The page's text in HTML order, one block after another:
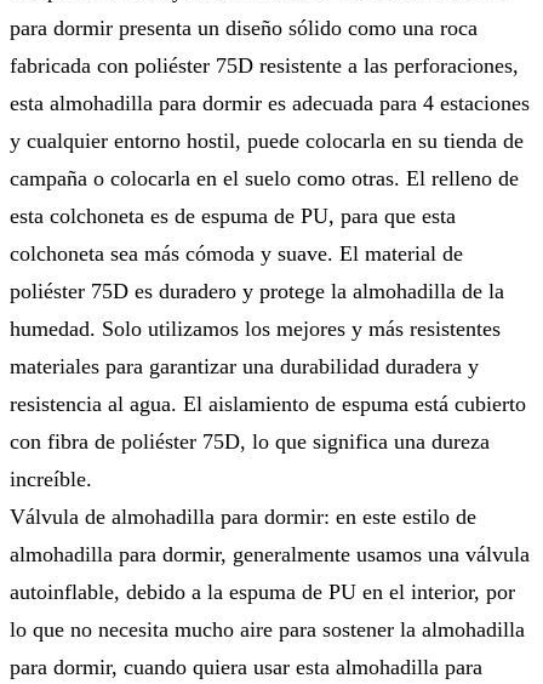
para dormir presenta un diseño sólido como una roca
fabricada con poliéster 75D resistente a las perforaciones,
esta almohadilla para dormir es adecuada para 4 estaciones
y cualquier entorno hostil, puede colocarla en su tienda de
campaña o colocarla en el suelo como otras. El relleno de
esta colchoneta es de espuma de PU, para que esta
colchoneta sea más cómoda y suave. El material de
poliéster 75D es duradero y protege la almohadilla de la
humedad. Solo utilizamos los mejores y más resistentes
materiales para garantizar una durabilidad duradera y
resistencia al agua. El aislamiento de espuma está cubierto
con fibra de poliéster 75D, lo que significa una dureza
increíble.
Válvula de almohadilla para dormir: en este estilo de
almohadilla para dormir, generalmente usamos una válvula
autoinflable, debido a la espuma de PU en el interior, por
lo que no necesita mucho aire para sostener la almohadilla
para dormir, cuando quiera usar esta almohadilla para